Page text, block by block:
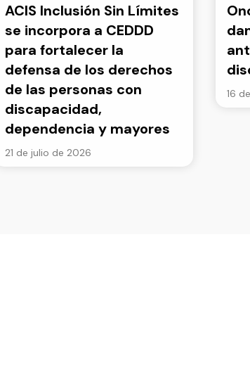
ACIS Inclusión Sin Límites
se incorpora a CEDDD
para fortalecer la
defensa de los derechos
de las personas con
discapacidad,
dependencia y mayores
21 de julio de 2026
16